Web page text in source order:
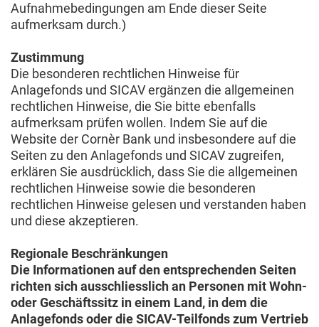
Aufnahmebedingungen am Ende dieser Seite
aufmerksam durch.)
Zustimmung
Die besonderen rechtlichen Hinweise für
Anlagefonds und SICAV ergänzen die allgemeinen
rechtlichen Hinweise, die Sie bitte ebenfalls
aufmerksam prüfen wollen. Indem Sie auf die
Website der Cornèr Bank und insbesondere auf die
Seiten zu den Anlagefonds und SICAV zugreifen,
erklären Sie ausdrücklich, dass Sie die allgemeinen
rechtlichen Hinweise sowie die besonderen
rechtlichen Hinweise gelesen und verstanden haben
und diese akzeptieren.
Regionale Beschränkungen
Die Informationen auf den entsprechenden Seiten
richten sich ausschliesslich an Personen mit Wohn-
oder Geschäftssitz in einem Land, in dem die
Anlagefonds oder die SICAV-Teilfonds zum Vertrieb